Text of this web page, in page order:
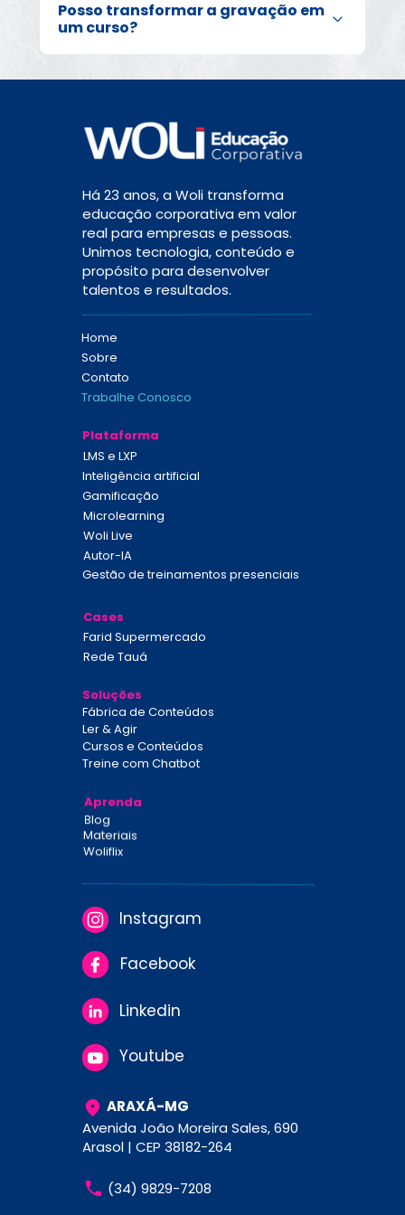
notas de avaliação e certificados emitidos.
Posso transformar a gravação em
um curso?
Sim. O conteúdo pode ser editado,
dentro da própria plataforma.
Instagram
Cases
Home
Farid Supermercado
Sobre
Rede Tauá
Contato
Facebook
Trabalhe Conosco
Há 23 anos, a Woli transforma
educação corporativa em valor
real para empresas e pessoas.
Unimos tecnologia, conteúdo e
propósito para desenvolver
talentos e resultados.
Soluções
Linkedin
Fábrica de Conteúdos
Plataforma
Ler & Agir
LMS e LXP
Youtube
Cursos e Conteúdos
Gamificação
Treine com Chatbot
Inteligência artificial
ARAXÁ-MG
Microlearning
Aprenda
Avenida João Moreira Sales, 690
Arasol | CEP 38182-264
Woli Live
Blog
Autor-IA
Materiais
(34) 9829-7208
Gestão de treinamentos presenciais
Woliflix